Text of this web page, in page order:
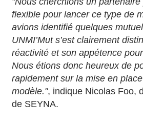
flexible pour lancer ce type de
avions identifié quelques
UNMI’Mut s’est clairement
réactivité et son appétence
Nous étions donc heureux de
rapidement sur la mise en
modèle.", indique Nicolas Foo,
de SEYNA.